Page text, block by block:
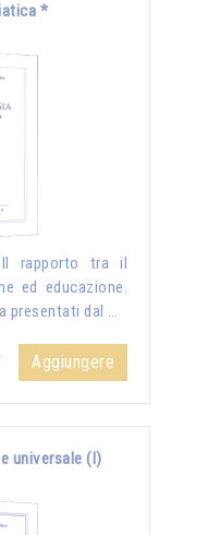
*
Il rapporto tra il
ed educazione.
presentati dal …
Aggiungere
universale (I)